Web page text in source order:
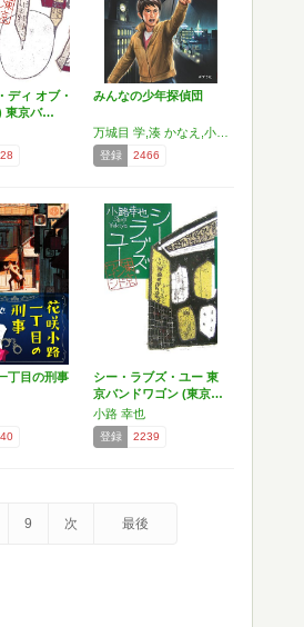
ディ オブ・
東京バ…
みんなの少年探偵団
登録 2466
丁目の刑事
シー・ラブズ・ユー 東
京バンドワゴン (東京…
小路 幸也
登録 2239
9 次 最後